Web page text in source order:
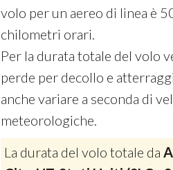
volo per un aereo di linea è
chilometri orari.
Per la durata totale del volo
perde per decollo e
anche variare a seconda di
meteorologiche.
La durata del volo totale da